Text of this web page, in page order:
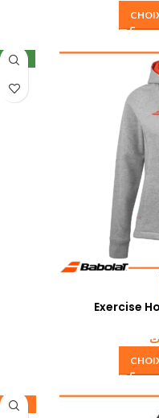
NEW
Exercise
-35%